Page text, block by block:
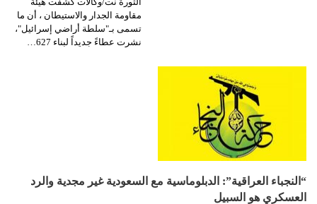
مقاومة الجدار والاستيطان ، أن ما
تسمى بـ"سلطة أراضي إسرائيل"،
نشرت عطاءً جديداً لبناء 627…
“النجباء العراقية”: الدبلوماسية مع السعودية غير مجدية والرد
العسكري هو السبيل